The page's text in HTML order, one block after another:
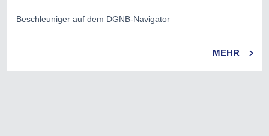
Beschleuniger auf dem DGNB-Navigator
MEHR